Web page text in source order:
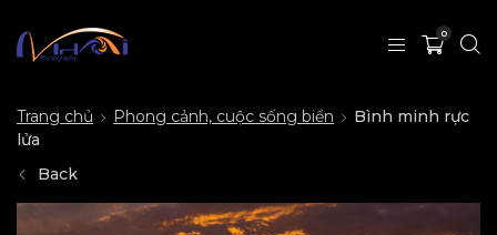
0
Trang chủ Phong cảnh, cuộc sống biển
Bình minh rực
lửa
Back